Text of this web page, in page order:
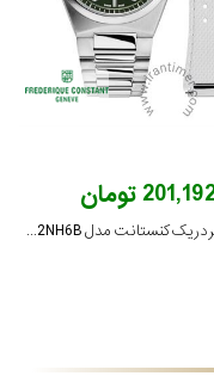
تومان
ساعت مچی فردریک کنستانت مدل FC-240GRD2NH6B